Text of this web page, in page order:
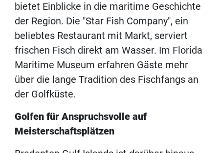
bietet Einblicke in die maritime Geschichte
der Region. Die "Star Fish Company", ein
beliebtes Restaurant mit Markt, serviert
frischen Fisch direkt am Wasser. Im Florida
Maritime Museum erfahren Gäste mehr
über die lange Tradition des Fischfangs an
der Golfküste.
Golfen für Anspruchsvolle auf
Meisterschaftsplätzen